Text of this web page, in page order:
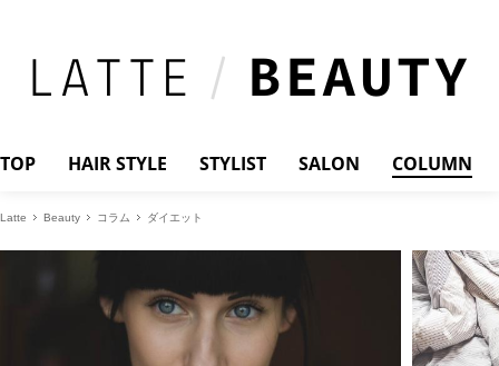
TOP HAIR STYLE STYLIST SALON COLUMN
Latte Beauty コラム ダイエット